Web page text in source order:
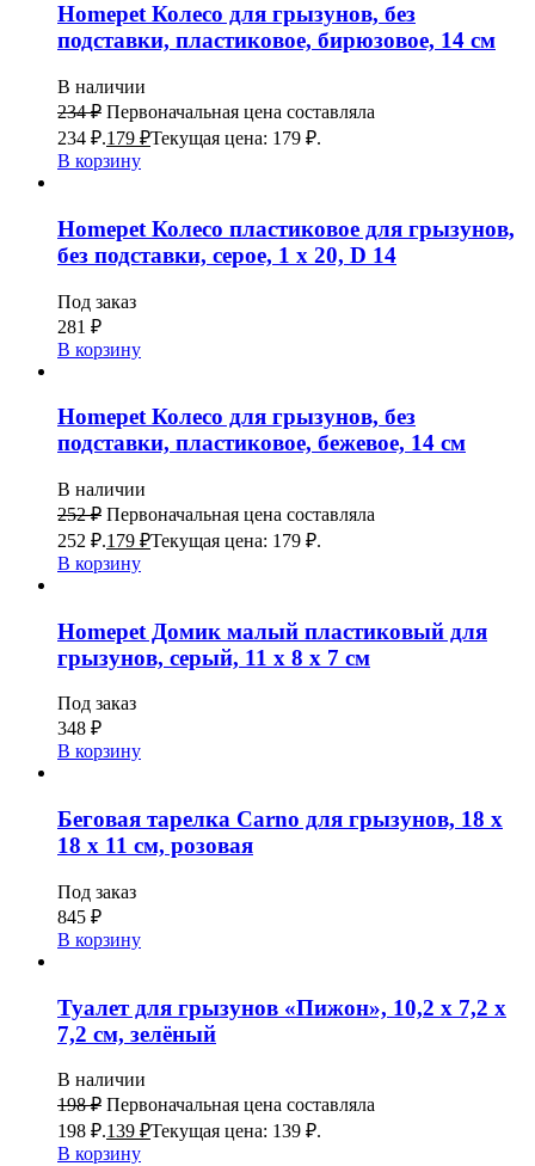
Homepet Колесо для грызунов, без
подставки, пластиковое, бирюзовое, 14 см
В наличии
234₽ Первоначальная цена составляла
234 ₽.179 ₽Текущая цена: 179 ₽.
В корзину
Homepet Колесо пластиковое для грызунов,
без подставки, серое, 1 х 20, D 14
Под заказ
281 ₽
В корзину
Homepet Колесо для грызунов, без
подставки, пластиковое, бежевое, 14 см
В наличии
252₽ Первоначальная цена составляла
252 ₽.179 ₽Текущая цена: 179 ₽.
В корзину
Homepet Домик малый пластиковый для
грызунов, серый, 11 х 8 х 7 см
Под заказ
348 ₽
В корзину
Беговая тарелка Carno для грызунов, 18 х
18 х 11 см, розовая
Под заказ
845 ₽
В корзину
Туалет для грызунов «Пижон», 10,2 х 7,2 х
7,2 см, зелёный
В наличии
198₽ Первоначальная цена составляла
198 ₽.139 ₽Текущая цена: 139 ₽.
В корзину